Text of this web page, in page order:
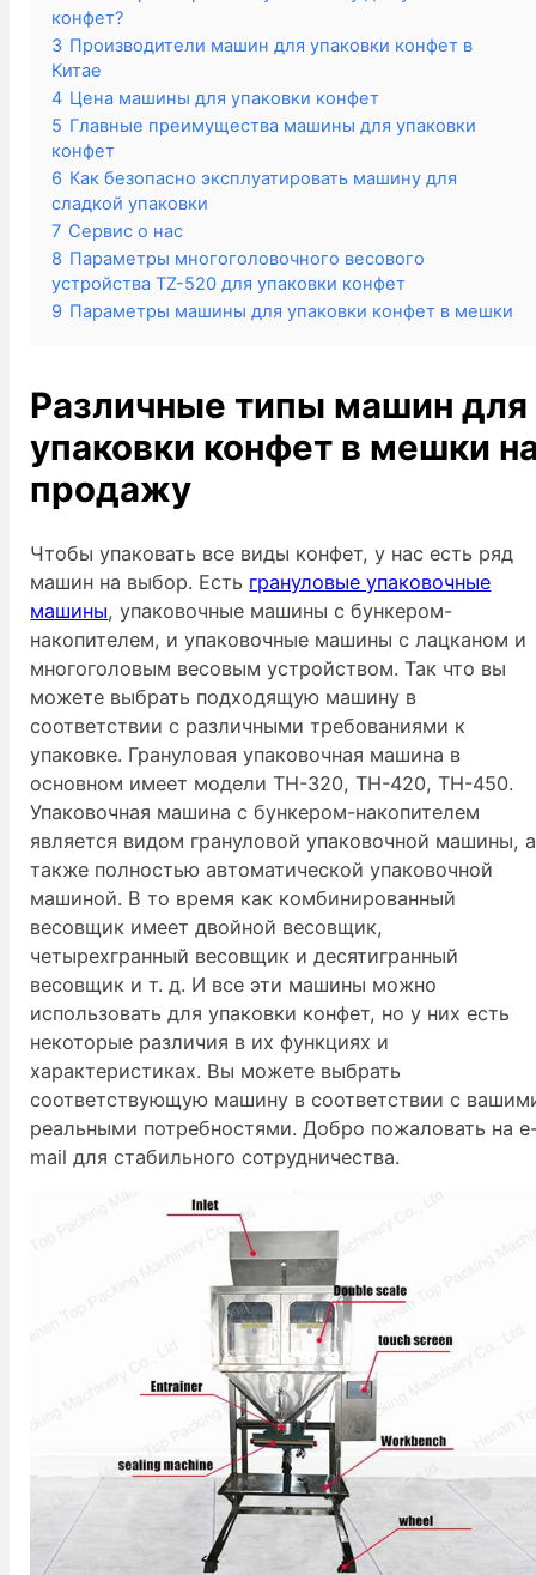
конфет?
3 Производители машин для упаковки конфет в
Китае
4 Цена машины для упаковки конфет
5 Главные преимущества машины для упаковки
конфет
6 Как безопасно эксплуатировать машину для
сладкой упаковки
7 Сервис о нас
8 Параметры многоголовочного весового
устройства TZ-520 для упаковки конфет
9 Параметры машины для упаковки конфет в мешки
Различные типы машин для
упаковки конфет в мешки
продажу
Чтобы упаковать все виды конфет, у нас есть ряд
машин на выбор. Есть грануловые упаковочные
машины, упаковочные машины с бункером-
накопителем, и упаковочные машины с лацканом и
многоголовым весовым устройством. Так что вы
можете выбрать подходящую машину в
соответствии с различными требованиями к
упаковке. Грануловая упаковочная машина в
основном имеет модели TH-320, TH-420, TH-450.
Упаковочная машина с бункером-накопителем
является видом грануловой упаковочной машины, а
также полностью автоматической упаковочной
машиной. В то время как комбинированный
весовщик имеет двойной весовщик,
четырехгранный весовщик и десятигранный
весовщик и т. д. И все эти машины можно
использовать для упаковки конфет, но у них есть
некоторые различия в их функциях и
характеристиках. Вы можете выбрать
соответствующую машину в соответствии с
реальными потребностями. Добро пожаловать на
mail для стабильного сотрудничества.